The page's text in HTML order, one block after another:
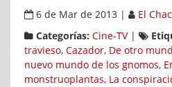
6 de Mar de 2013 El
Categorías: Cine-TV|
travieso, Cazador, De otro
nuevo mundo de los gnomos,
monstruoplantas, La